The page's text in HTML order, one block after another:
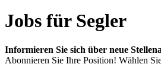
Jobs für Segler
Informieren Sie sich über neue
Abonnieren Sie Ihre Position! Wählen